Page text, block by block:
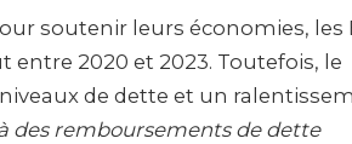
soutenir leurs économies, les
2020 et 2023. Toutefois, le
de dette et un
des remboursements de dette